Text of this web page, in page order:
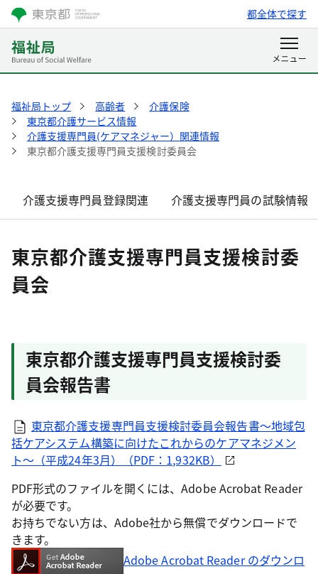
都全体で探す
福祉局トップ 高齢者
介護保険
東京都介護サービス情報
介護支援専門員(ケアマネジャー）関連情報
東京都介護支援専門員支援検討委員会
介護支援専門員登録関連 介護支援専門員の試験情報
東京都介護支援専門員支援検討委
員会
東京都介護支援専門員支援検討委
員会報告書
東京都介護支援専門員支援検討委員会報告書～地域包
括ケアシステム構築に向けたこれからのケアマネジメン
ト～（平成24年3月）（PDF：1,932KB）
PDF形式のファイルを開くには、Adobe Acrobat Reader
が必要です。
お持ちでない方は、Adobe社から無償でダウンロードで
きます。
Adobe Acrobat Reader のダウンロ